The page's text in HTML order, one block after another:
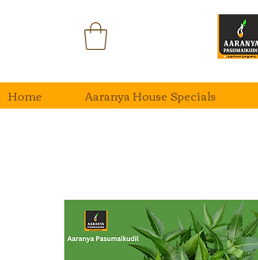
Home Aaranya House Specials